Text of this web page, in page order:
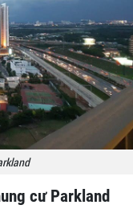
cư Parkland